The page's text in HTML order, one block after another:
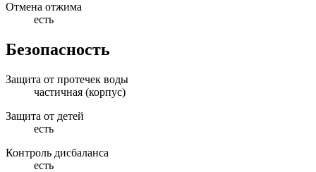
Отмена отжима
есть
Безопасность
Защита от протечек воды
частичная (корпус)
Защита от детей
есть
Контроль дисбаланса
есть